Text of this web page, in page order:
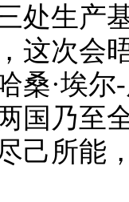
处生产
这次会
桑·埃
国乃至
己所能